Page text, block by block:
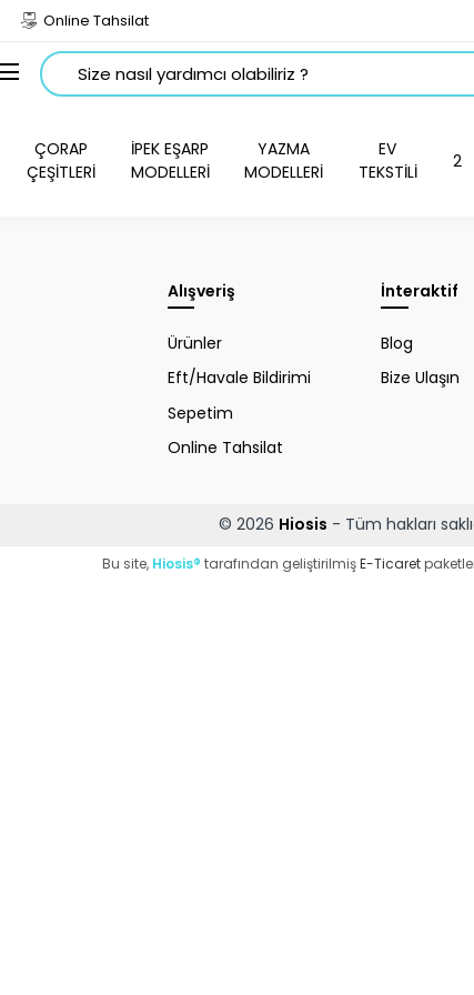
Online Tahsilat
Arama
ÇORAP
ÇEŞİTLERİ
İPEK EŞARP
MODELLERİ
YAZMA
MODELLERİ
EV
TEKSTİLİ
2
Alışveriş
Ürünler
Eft/Havale Bildirimi
Sepetim
Online Tahsilat
İnteraktif
Blog
Bize Ulaşın
© 2026 Hiosis - Tüm hakları
Bu site, Hiosis® tarafından geliştirilmişE-Ticaret